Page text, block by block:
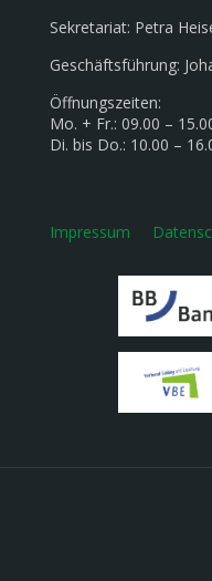
Sekretariat: Petra
Geschäftsführung:
Öffnungszeiten:
Mo. + Fr.: 09.00 –
Di. bis Do.: 10.00 –
Impressum